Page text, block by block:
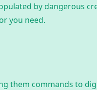
by dangerous
you need.
them commands to